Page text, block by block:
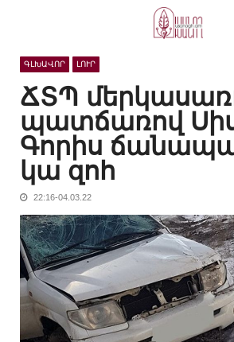
ԳԼԽԱՎՈՐ ԼՈՒՐ
ՃՏՊ
պատճառով
Գորիս
կա զոհ
22:16-04.03.22